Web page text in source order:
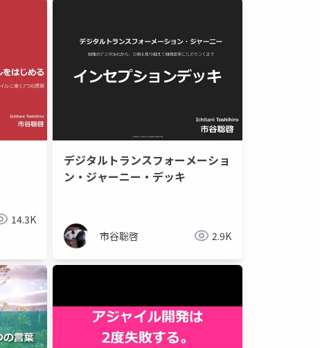
14.3K
デジタルトランスフォーメーショ
ン・ジャーニー・デッキ
市谷聡啓 2.9K